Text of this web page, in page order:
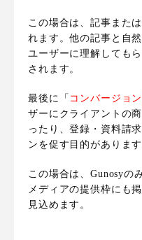
この場合は、記事また
れます。他の記事と自
ユーザーに理解しても
されます。
最後に「 コンバージョ
ザーにクライアントの
ったり、登録・資料請
ンを促す 目的があります
この場合は、Gunosyの
メディアの提供枠にも
見込めます。